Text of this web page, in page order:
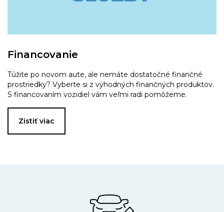
Financovanie
Túžite po novom aute, ale nemáte dostatočné finančné
prostriedky? Vyberte si z výhodných finančných produktov.
S financovaním vozidiel vám veľmi radi pomôžeme.
Zistiť viac